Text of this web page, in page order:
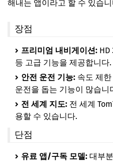
해내는 앱이라고 할 수 있습
장점
프리미엄 내비게이션: HD
등 고급 기능을 제공합니다.
안전 운전 기능: 속도 제
운전을 돕는 기능이 많습니
전 세계 지도: 전 세계
용할 수 있습니다.
단점
유료 앱/구독 모델: 대부